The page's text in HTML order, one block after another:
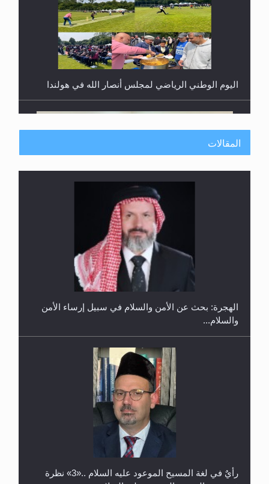
اليوم الوطني الرياضي لمجلس أنصار الله في هولندا
إتمام حفظ القرآن الكريم لثلاثة طلاب من مدرسة الحفظ
حفل توزيع الشهادات في الجامعة الأحمدية بنيجيريا لعام
المقالات
الهجرة: بحث عن الأمن والسلام في سبيل إرساء الأمن
والسلام...
في شعر المسيح الموعود عليه السلام.....